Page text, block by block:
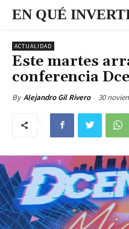
EN QUÉ
ACTUALIDAD
Este martes
conferencia
By Alejandro Gil Rivero 30